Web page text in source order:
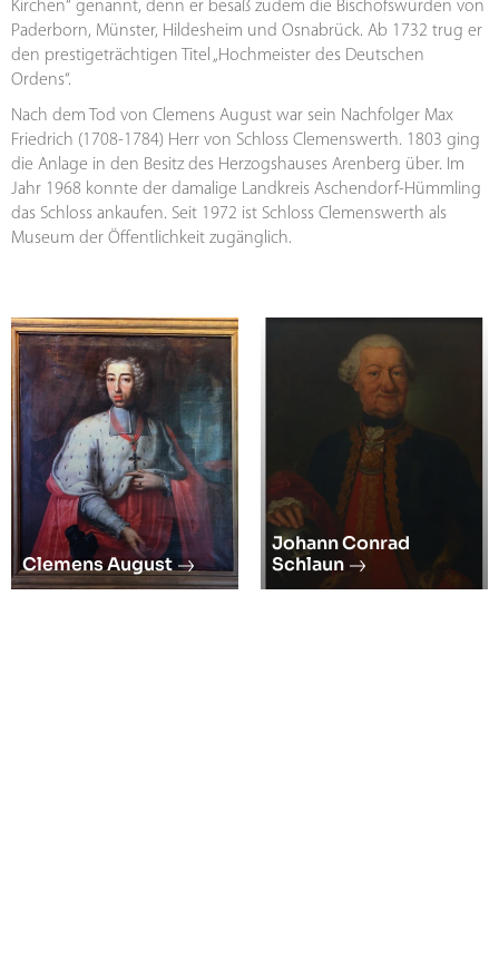
Kirchen“ genannt, denn er besaß zudem die Bischofswürden von
Paderborn, Münster, Hildesheim und Osnabrück. Ab 1732 trug er
den prestigeträchtigen Titel „Hochmeister des Deutschen
Ordens“.
Nach dem Tod von Clemens August war sein Nachfolger Max
Friedrich (1708-1784) Herr von Schloss Clemenswerth. 1803 ging
die Anlage in den Besitz des Herzogshauses Arenberg über. Im
Jahr 1968 konnte der damalige Landkreis Aschendorf-Hümmling
das Schloss ankaufen. Seit 1972 ist Schloss Clemenswerth als
Museum der Öffentlichkeit zugänglich.
Clemens August
Johann Conrad
Schlaun